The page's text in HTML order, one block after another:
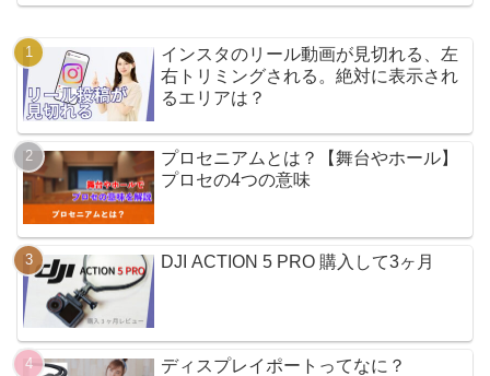
インスタのリール動画が見切れる、左
右トリミングされる。絶対に表示され
るエリアは？
プロセニアムとは？【舞台やホール】
プロセの4つの意味
DJI ACTION 5 PRO 購入して3ヶ月
ディスプレイポートってなに？